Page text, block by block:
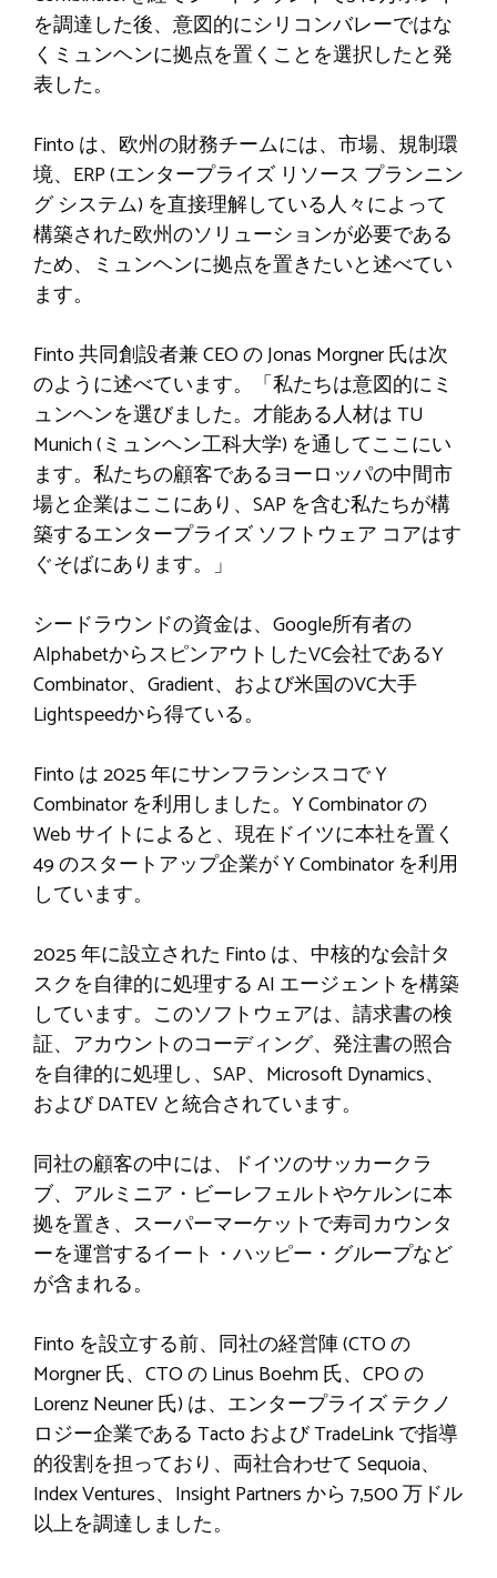
を調達した後、意図的にシリコンバレーではな
くミュンヘンに拠点を置くことを選択したと発
表した。
Finto は、欧州の財務チームには、市場、規制環
境、ERP (エンタープライズ リソース プランニン
グ システム) を直接理解している人々によって
構築された欧州のソリューションが必要である
ため、ミュンヘンに拠点を置きたいと述べてい
ます。
Finto 共同創設者兼 CEO の Jonas Morgner 氏は次
のように述べています。「私たちは意図的にミ
ュンヘンを選びました。才能ある人材は TU
Munich (ミュンヘン工科大学) を通してここにい
ます。私たちの顧客であるヨーロッパの中間市
場と企業はここにあり、SAP を含む私たちが構
築するエンタープライズ ソフトウェア コアはす
ぐそばにあります。」
シードラウンドの資金は、Google所有者の
AlphabetからスピンアウトしたVC会社であるY
Combinator、Gradient、および米国のVC大手
Lightspeedから得ている。
Finto は 2025 年にサンフランシスコで Y
Combinator を利用しました。Y Combinator の
Web サイトによると、現在ドイツに本社を置く
49 のスタートアップ企業が Y Combinator を利用
しています。
2025 年に設立された Finto は、中核的な会計タ
スクを自律的に処理する AI エージェントを構築
しています。このソフトウェアは、請求書の検
証、アカウントのコーディング、発注書の照合
を自律的に処理し、SAP、Microsoft Dynamics、
および DATEV と統合されています。
同社の顧客の中には、ドイツのサッカークラ
ブ、アルミニア・ビーレフェルトやケルンに本
拠を置き、スーパーマーケットで寿司カウンタ
ーを運営するイート・ハッピー・グループなど
が含まれる。
Finto を設立する前、同社の経営陣 (CTO の
Morgner 氏、CTO の Linus Boehm 氏、CPO の
Lorenz Neuner 氏) は、エンタープライズ テクノ
ロジー企業である Tacto および TradeLink で指導
的役割を担っており、両社合わせて Sequoia、
Index Ventures、Insight Partners から 7,500 万ドル
以上を調達しました。